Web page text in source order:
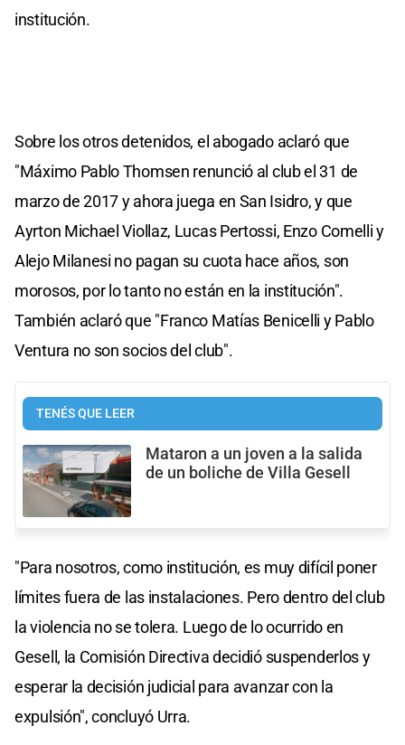
institución.
Sobre los otros detenidos, el abogado aclaró que
"Máximo Pablo Thomsen renunció al club el 31 de
marzo de 2017 y ahora juega en San Isidro, y que
Ayrton Michael Viollaz, Lucas Pertossi, Enzo Comelli y
Alejo Milanesi no pagan su cuota hace años, son
morosos, por lo tanto no están en la institución".
También aclaró que "Franco Matías Benicelli y Pablo
Ventura no son socios del club".
TENÉS QUE LEER
Mataron a un joven a la salida
de un boliche de Villa Gesell
"Para nosotros, como institución, es muy difícil poner
límites fuera de las instalaciones. Pero dentro del club
la violencia no se tolera. Luego de lo ocurrido en
Gesell, la Comisión Directiva decidió suspenderlos y
esperar la decisión judicial para avanzar con la
expulsión", concluyó Urra.